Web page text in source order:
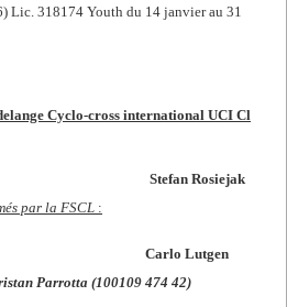
Lic. 318174 Youth du 14 janvier au 31
Cyclo-cross international UCI Cl
Stefan Rosiejak
par la FSCL :
Carlo Lutgen
Parrotta (100109 474 42)